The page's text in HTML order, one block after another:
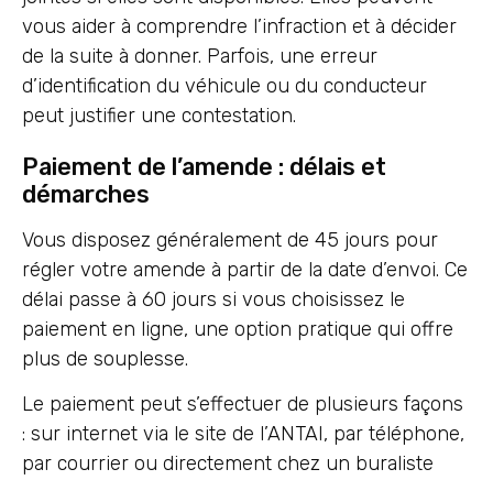
vous aider à comprendre l’infraction et à décider
de la suite à donner. Parfois, une erreur
d’identification du véhicule ou du conducteur
peut justifier une contestation.
Paiement de l’amende : délais et
démarches
Vous disposez généralement de 45 jours pour
régler votre amende à partir de la date d’envoi. Ce
délai passe à 60 jours si vous choisissez le
paiement en ligne, une option pratique qui offre
plus de souplesse.
Le paiement peut s’effectuer de plusieurs façons
: sur internet via le site de l’ANTAI, par téléphone,
par courrier ou directement chez un buraliste